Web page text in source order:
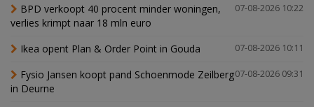
07-08-2026 10:22
BPD verkoopt 40 procent minder woningen,
verlies krimpt naar 18 mln euro
07-08-2026 10:11
Ikea opent Plan & Order Point in Gouda
07-08-2026 09:31
Fysio Jansen koopt pand Schoenmode Zeilberg
in Deurne